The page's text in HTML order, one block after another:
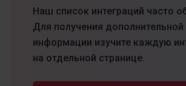
Наш список интеграций часто
Для получения дополнительной
информации изучите каждую
на отдельной странице.